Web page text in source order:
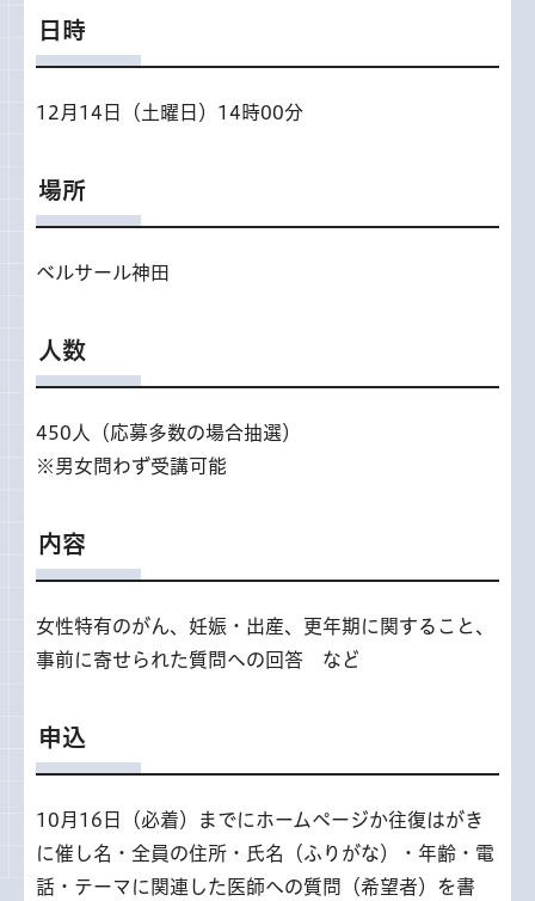
日時
12月14日（土曜日）14時00分
場所
ベルサール神田
人数
450人（応募多数の場合抽選）
※男女問わず受講可能
内容
女性特有のがん、妊娠・出産、更年期に関すること、
事前に寄せられた質問への回答 など
申込
10月16日（必着）までにホームページか往復はがき
に催し名・全員の住所・氏名（ふりがな）・年齢・電
話・テーマに関連した医師への質問（希望者）を書